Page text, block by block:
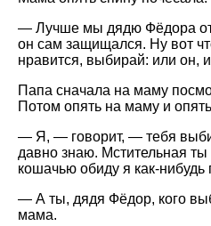
— Лучше мы дядю Фёдора
он сам защищался. Ну вот
нравится, выбирай: или он,
Папа сначала на маму
Потом опять на маму и
— Я, — говорит, — тебя
давно знаю. Мстительная
кошачью обиду я как-нибудь
— А ты, дядя Фёдор, кого
мама.